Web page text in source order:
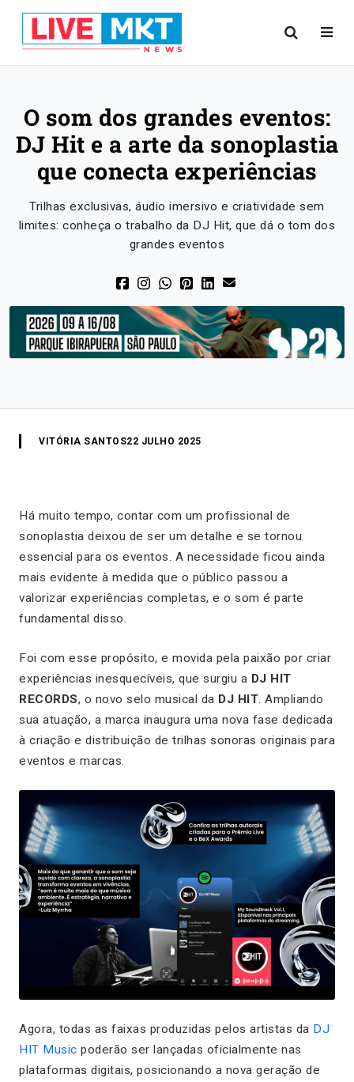
O som dos grandes eventos:
DJ Hit e a arte da sonoplastia
que conecta experiências
Trilhas exclusivas, áudio imersivo e criatividade sem
limites: conheça o trabalho da DJ Hit, que dá o tom dos
grandes eventos
VITÓRIA SANTOS22 JULHO 2025
Há muito tempo, contar com um profissional de
sonoplastia deixou de ser um detalhe e se tornou
essencial para os eventos. A necessidade ficou ainda
mais evidente à medida que o público passou a
valorizar experiências completas, e o som é parte
fundamental disso.
Foi com esse propósito, e movida pela paixão por criar
experiências inesquecíveis, que surgiu a DJ HIT
RECORDS, o novo selo musical da DJ HIT. Ampliando
sua atuação, a marca inaugura uma nova fase dedicada
à criação e distribuição de trilhas sonoras originais para
eventos e marcas.
Agora, todas as faixas produzidas pelos artistas da DJ
HIT Music poderão ser lançadas oficialmente nas
plataformas digitais, posicionando a nova geração de